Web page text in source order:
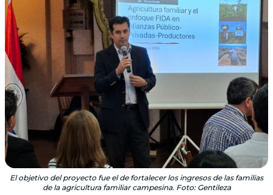
El objetivo del proyecto fue el de fortalecer los ingresos de las familias
de la agricultura familiar campesina. Foto: Gentileza